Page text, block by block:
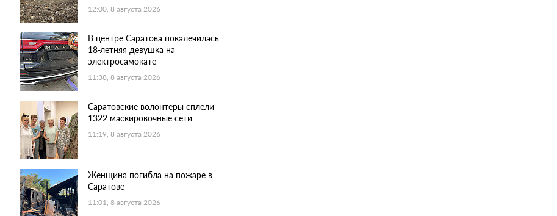
12:00, 8 августа 2026
В центре Саратова покалечилась
18-летняя девушка на
электросамокате
11:38, 8 августа 2026
Саратовские волонтеры сплели
1322 маскировочные сети
11:19, 8 августа 2026
Женщина погибла на пожаре в
Саратове
11:01, 8 августа 2026